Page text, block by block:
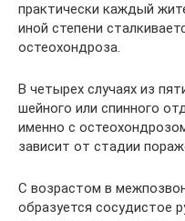
практически каждый
иной степени
остеохондроза.
В четырех случаях из
шейного или спинного
именно с
зависит от стадии
С возрастом в
образуется сосудистое